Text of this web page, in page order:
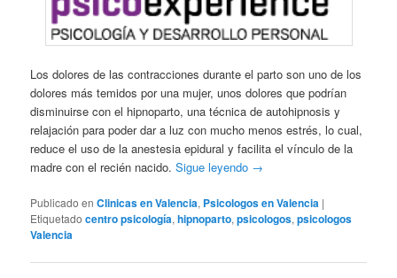
Los dolores de las contracciones durante el parto son uno de los
dolores más temidos por una mujer, unos dolores que podrían
disminuirse con el hipnoparto, una técnica de autohipnosis y
relajación para poder dar a luz con mucho menos estrés, lo cual,
reduce el uso de la anestesia epidural y facilita el vínculo de la
madre con el recién nacido.Sigue leyendo →
Publicado en Clinicas en Valencia, Psicologos en Valencia |
Etiquetado centro psicología,hipnoparto,psicologos,psicologos
Valencia